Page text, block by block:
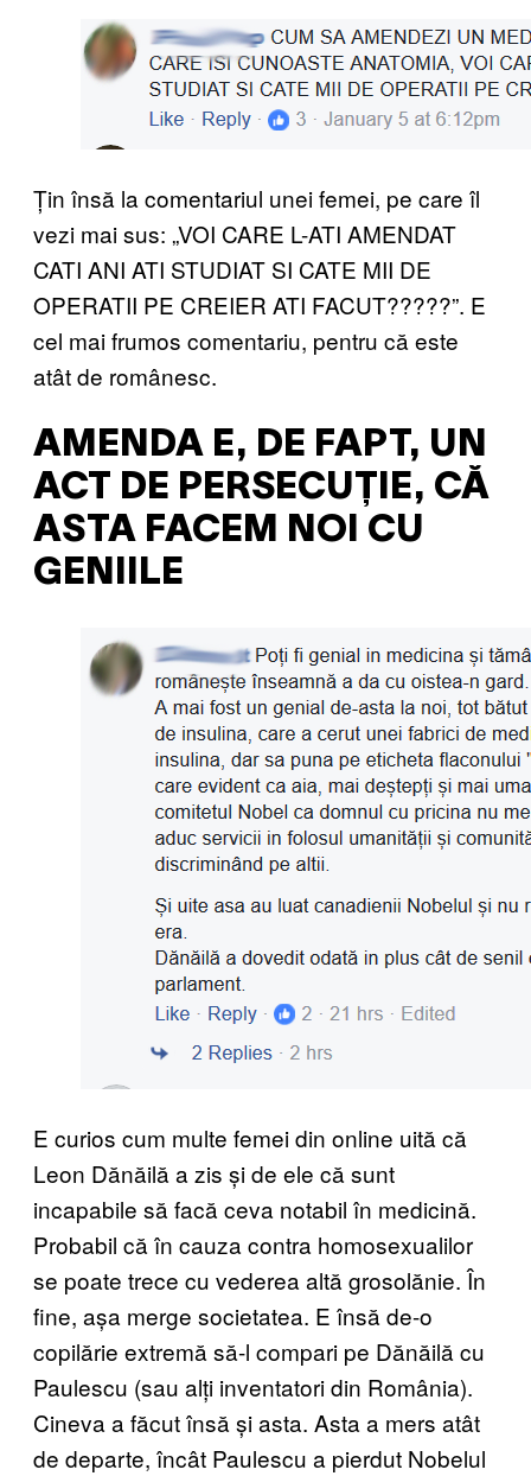
Țin însă la comentariul unei femei, pe care îl
vezi mai sus: „VOI CARE L-ATI AMENDAT
CATI ANI ATI STUDIAT SI CATE MII DE
OPERATII PE CREIER ATI FACUT?????”. E
cel mai frumos comentariu, pentru că este
atât de românesc.
AMENDA E, DE FAPT, UN
ACT DE PERSECUȚIE, CĂ
ASTA FACEM NOI CU
GENIILE
E curios cum multe femei din online uită că
Leon Dănăilă a zis și de ele că sunt
incapabile să facă ceva notabil în medicină.
Probabil că în cauza contra homosexualilor
se poate trece cu vederea altă grosolănie. În
fine, așa merge societatea. E însă de-o
copilărie extremă să-l compari pe Dănăilă cu
Paulescu (sau alți inventatori din România).
Cineva a făcut însă și asta. Asta a mers atât
de departe, încât Paulescu a pierdut Nobelul